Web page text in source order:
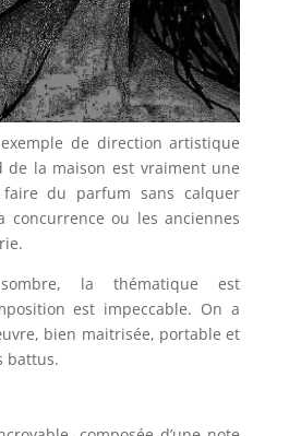
de direction artistique
de la maison est vraiment une
faire du parfum sans calquer
concurrence ou les anciennes
la thématique est
est impeccable. On a
bien maitrisée, portable et
battus.